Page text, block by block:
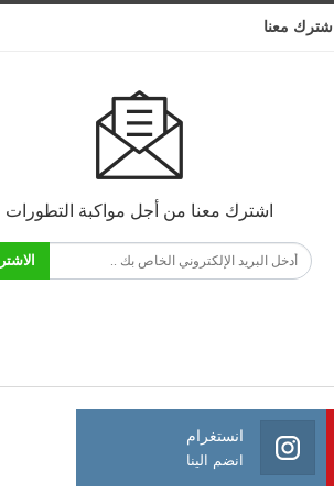
اشترك معنا
اشترك معنا من أجل مواكبة التطورات
انستغرام
انضم الينا